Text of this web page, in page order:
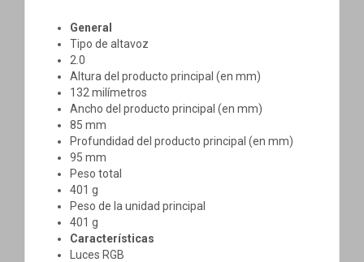
General
Tipo de altavoz
2.0
Altura del producto principal (en mm)
132 milímetros
Ancho del producto principal (en mm)
85 mm
Profundidad del producto principal (en mm)
95 mm
Peso total
401 g
Peso de la unidad principal
401 g
Características
Luces RGB